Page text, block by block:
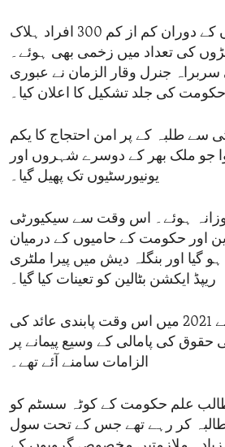
ان احتجاجی مظاہروں کے دوران کم از کم 300 افراد ہلاک
کی تعداد میں زخمی بھی ہوئے۔
جنرل وقار الزمان نے عبوری
حکومت کی جلد تشکیل کا اعلان کیا۔
سے طلبہ کے پر امن احتجاج کا یکم
جو ملک بھر کے دوسرے شہروں اور
یونیورسٹیوں تک پھیل گیا۔
ہوئے۔ اس وقت سے سیکیورٹی
اور حکومت کے حامیوں کے درمیان
گیا اور بنگلہ دیش میں پیرا ملٹری
ریپڈ ایکشن بٹالین کو تعینات کیا گیا۔
اس بٹالین پر امریکہ نے 2021 میں اس وقت پابندی عائد کی
کی پامالی کے وسیع پیمانے پر
الزامات سامنے آئے تھے۔
علم حکومت کے کوٹہ سسٹم کو
کر رہے تھے جس کے تحت سول